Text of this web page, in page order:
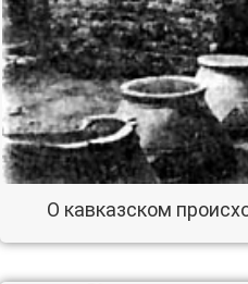
О кавказском